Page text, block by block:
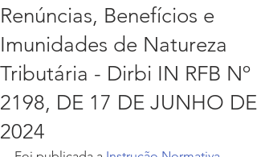
Renúncias, Benefícios e
Imunidades de Natureza
Tributária - Dirbi IN RFB Nº
2198, DE 17 DE JUNHO DE
2024